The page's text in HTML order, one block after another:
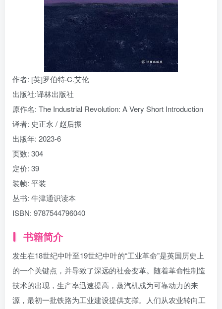
作者: [英]罗伯特·C.艾伦
出版社:译林出版社
原作名: The Industrial Revolution: A Very Short Introduction
译者: 史正永 / 赵后振
出版年: 2023-6
页数: 304
定价: 39
装帧: 平装
丛书: 牛津通识读本
ISBN: 9787544796040
书籍简介
发生在18世纪中叶至19世纪中叶的“工业革命”是英国历史上
的一个关键点，并导致了深远的社会变革。随着革命性制造
技术的出现，生产率迅速提高，蒸汽机成为可靠动力的来
源，最初一批铁路为工业建设提供支撑。人们从农业转向工